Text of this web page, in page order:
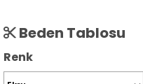
Beden Tablosu
Renk